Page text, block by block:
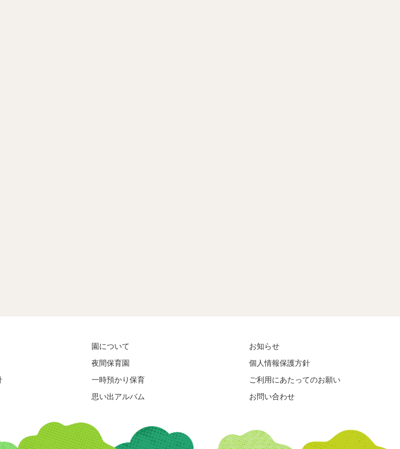
園について
夜間保育園
一時預かり保育
思い出アルバム
お知らせ
個人情報保護方針
ご利用にあたってのお願い
お問い合わせ